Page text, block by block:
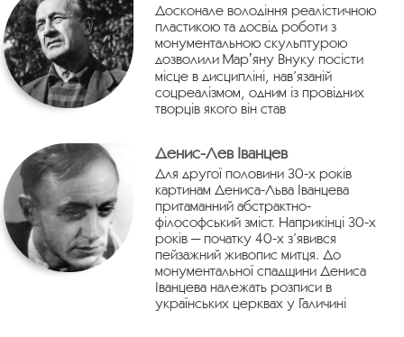
Досконале володіння реалістичною
пластикою та досвід роботи з
монументальною скульптурою
дозволили Марʼяну Внуку посісти
місце в дисципліні, нав’язаній
соцреалізмом, одним із провідних
творців якого він став
Денис-Лев Іванцев
Для другої половини 30-х років
картинам Дениса-Льва Іванцева
притаманний абстрактно-
філософський зміст. Наприкінці 30-х
років — початку 40-х з’явився
пейзажний живопис митця. До
монументальної спадщини Дениса
Іванцева належать розписи в
українських церквах у Галичині